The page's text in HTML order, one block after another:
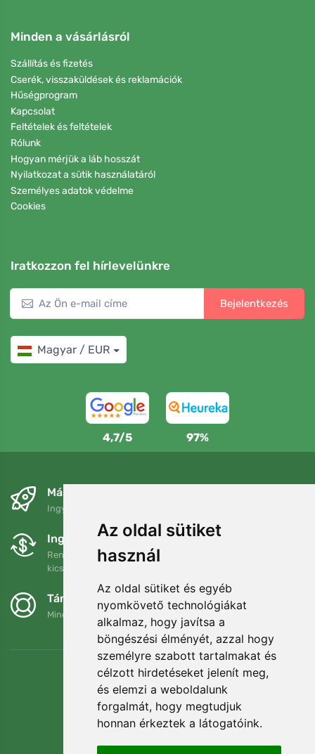
Az oldal sütiket
használ
Az oldal sütiket és egyéb
nyomkövető technológiákat
alkalmaz, hogy javítsa a
böngészési élményét, azzal hogy
személyre szabott tartalmakat és
célzott hirdetéseket jelenít meg,
és elemzi a weboldalunk
forgalmát, hogy megtudjuk
honnan érkeztek a látogatóink.
Minden a vásárlásról
Szállítás és fizetés
Cserék, visszaküldések és reklamációk
Hűségprogram
Kapcsolat
Feltételek és feltételek
Rólunk
Hogyan mérjük a láb hosszát
Nyilatkozat a sütik használatáról
Személyes adatok védelme
Cookies
Iratkozzon fel hírlevelünkre
Bejelentkezés
Magyar / EUR
4,7/5 97%
Másnapra és ingyenesen
Ingyenes szállítás a következő összeg felett: 80 EUR
Ingyenes csere és visszaküldés
Rendelését 90 napon belül bármikor visszaküldheti vagy
kicserélheti.
Támogatjuk a Trees.org-ot
Minden megrendelésért ültetünk egy fát! Bővebben